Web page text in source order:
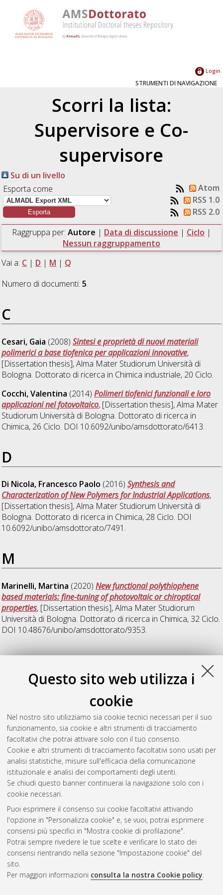
Questo sito web utilizza i
cookie
Nel nostro sito utilizziamo sia cookie tecnici necessari per il suo
funzionamento, sia cookie e altri strumenti di tracciamento
facoltativi che potrai attivare solo con il tuo consenso.
Cookie e altri strumenti di tracciamento facoltativi sono usati per
analisi statistiche, misure sull'efficacia della comunicazione
istituzionale e analisi dei comportamenti degli utenti.
Se chiudi questo banner continuerai la navigazione solo con i
cookie necessari.
Puoi esprimere il consenso sui cookie facoltativi attivando
l'opzione in "Personalizza cookie" e, se vuoi, potrai esprimere
consensi più specifici in "Mostra cookie di profilazione".
Potrai sempre rivedere le tue scelte e verificare lo stato dei
consensi rientrando nella sezione "Impostazione cookie" del
sito.
Per maggiori informazioni consulta la nostra Cookie policy.
Login
STRUMENTI DI NAVIGAZIONE
Scorri la lista:
Supervisore e Co-
supervisore
Su di un livello
Esporta come
Atom
RSS 1.0
RSS 2.0
Raggruppa per: Autore | Data di discussione | Ciclo |
Nessun raggruppamento
Vai a: C | D | M | Q
Numero di documenti:5.
C
Cesari, Gaia (2008)Sintesi e proprietà di nuovi materiali
polimerici a base tiofenica per applicazioni innovative,
[Dissertation thesis], Alma Mater Studiorum Università di
Bologna. Dottorato di ricerca in Chimica industriale, 20 Ciclo.
Cocchi, Valentina (2014)Polimeri tiofenici funzionali e loro
applicazioni nel fotovoltaico, [Dissertation thesis], Alma Mater
Studiorum Università di Bologna. Dottorato di ricerca in
Chimica, 26 Ciclo. DOI 10.6092/unibo/amsdottorato/6413.
D
Di Nicola, Francesco Paolo (2016)Synthesis and
Characterization of New Polymers for Industrial Applications,
[Dissertation thesis], Alma Mater Studiorum Università di
Bologna. Dottorato di ricerca in Chimica, 28 Ciclo. DOI
10.6092/unibo/amsdottorato/7491.
M
Marinelli, Martina (2020)New functional polythiophene
based materials: fine-tuning of photovoltaic or chiroptical
properties, [Dissertation thesis], Alma Mater Studiorum
Università di Bologna. Dottorato di ricerca in Chimica, 32 Ciclo.
DOI 10.48676/unibo/amsdottorato/9353.
Q
Quadretti, Debora(2023)Design, synthesis and photovoltaic
properties of some thiophene-based conjugated polymers for
, [Dissertation thesis], Alma Mater
Studiorum Università di Bologna. Dottorato di ricerca in
Chimica, 35 Ciclo. DOI 10.48676/unibo/amsdottorato/10798.
Questa lista e' stata generata ilSat Aug 8 20:48:57 2026
Atom
Rss 1.0
Rss 2.0
ISSN: 2038-7946